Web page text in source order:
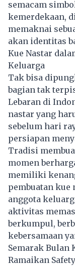
semacam
kemerdekaan,
memaknai
akan identitas
Kue Nastar
Keluarga
Tak bisa
bagian tak
Lebaran di
nastar yang
sebelum hari
persiapan
Tradisi
momen
memiliki
pembuatan kue
anggota
aktivitas
berkumpul,
kebersamaan
Semarak Bulan
Ramaikan